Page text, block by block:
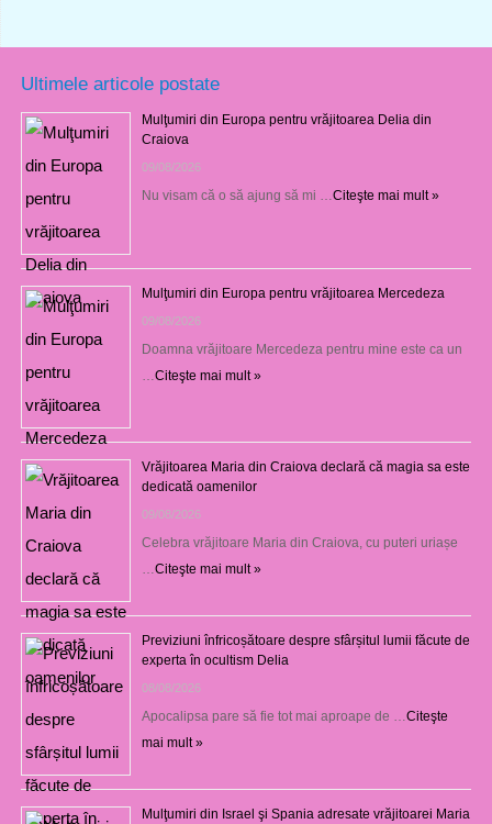
Ultimele articole postate
Mulţumiri din Europa pentru vrăjitoarea Delia din
Craiova
09/08/2026
Nu visam că o să ajung să mi … Citeşte mai mult »
Mulţumiri din Europa pentru vrăjitoarea Mercedeza
09/08/2026
Doamna vrăjitoare Mercedeza pentru mine este ca un
Citeşte mai mult »
Vrăjitoarea Maria din Craiova declară că magia sa este
dedicată oamenilor
09/08/2026
Celebra vrăjitoare Maria din Craiova, cu puteri uriașe
Citeşte mai mult »
Previziuni înfricoșătoare despre sfârșitul lumii făcute de
experta în ocultism Delia
08/08/2026
Apocalipsa pare să fie tot mai aproape de … Citeşte
mai mult »
Mulţumiri din Israel şi Spania adresate vrăjitoarei Maria